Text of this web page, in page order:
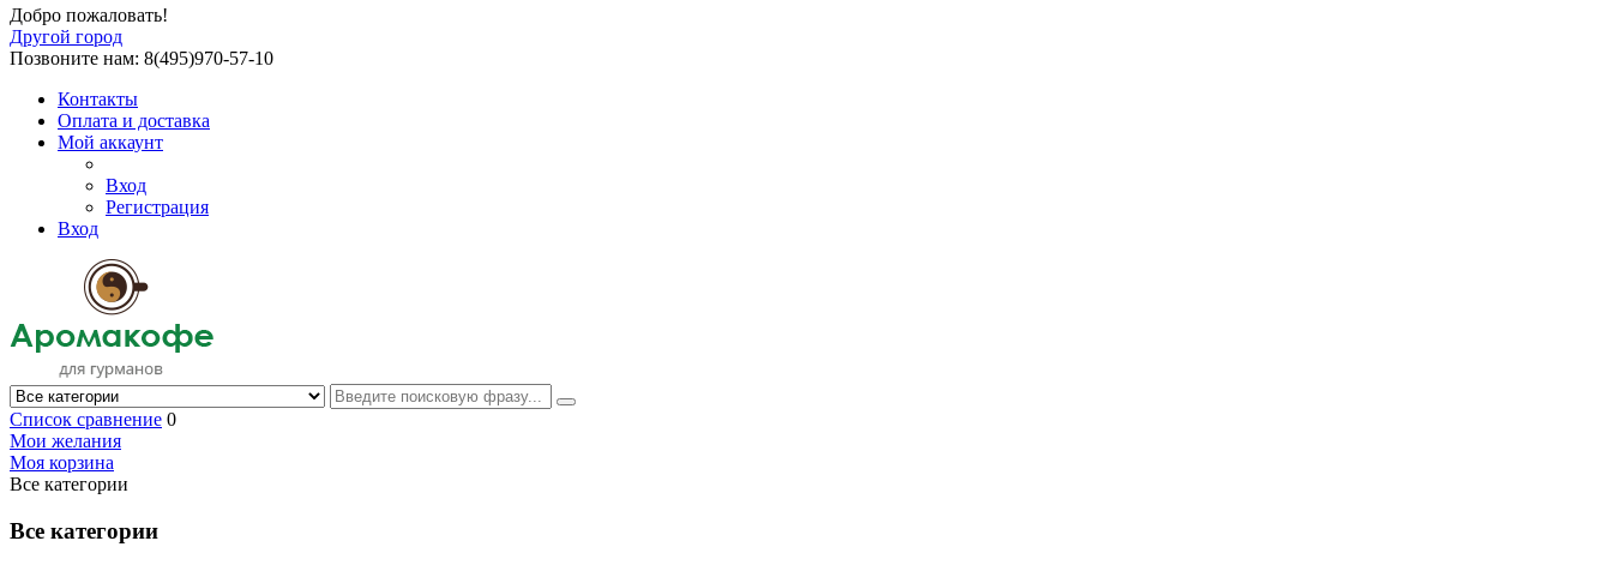
Добро пожаловать!
Другой город
Позвоните нам: 8(495)970-57-10
Контакты
Оплата и доставка
Мой аккаунт
Вход
Регистрация
Вход
Список сравнение 0
Мои желания
Моя корзина
Все категории
Все категории